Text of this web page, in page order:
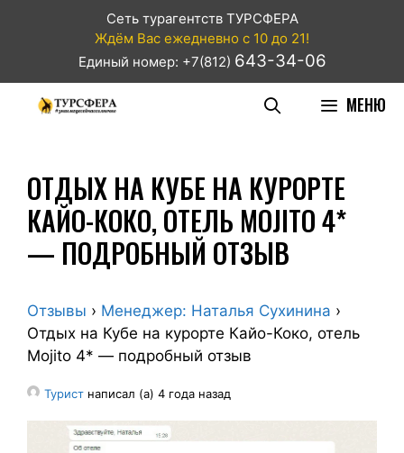
Сеть турагентств ТУРСФЕРА
Ждём Вас ежедневно с 10 до 21!
Единый номер: +7(812) 643-34-06
МЕНЮ
ОТДЫХ НА КУБЕ НА КУРОРТЕ
КАЙО-КОКО, ОТЕЛЬ MOJITO 4*
— ПОДРОБНЫЙ ОТЗЫВ
Отзывы › Менеджер: Наталья Сухинина ›
Отдых на Кубе на курорте Кайо-Коко, отель
Mojito 4* — подробный отзыв
Турист написал (а) 4 года назад